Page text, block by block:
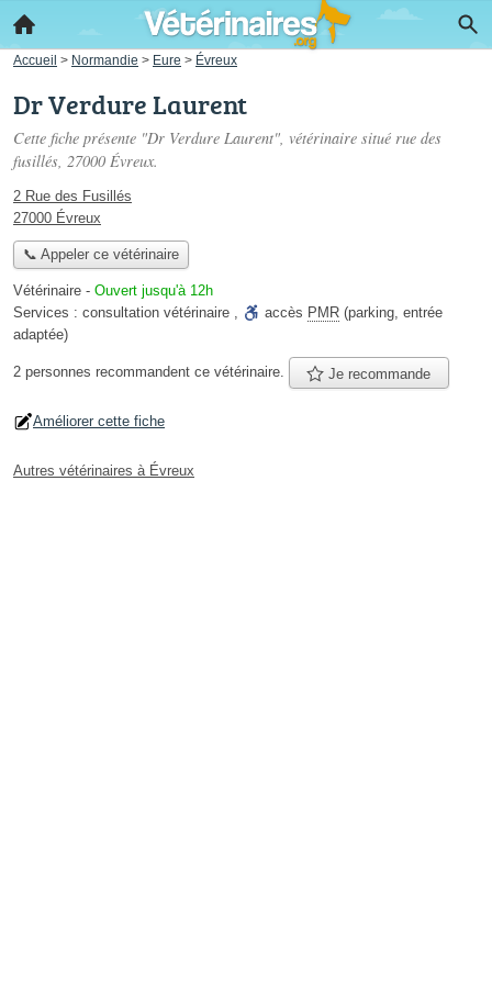
Accueil > Normandie > Eure > Évreux
Dr Verdure Laurent
Cette fiche présente "Dr Verdure Laurent", vétérinaire situé rue des
fusillés, 27000 Évreux.
2 Rue des Fusillés
27000 Évreux
📞 Appeler ce vétérinaire
Vétérinaire - Ouvert jusqu'à 12h
Services : consultation vétérinaire , accès PMR (parking, entrée
adaptée)
2 personnes recommandent ce vétérinaire. Je recommande
Améliorer cette fiche
Autres vétérinaires à Évreux